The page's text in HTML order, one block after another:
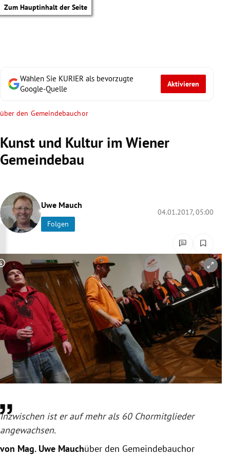
Zum Hauptinhalt der Seite
Untermenü
Untermenü
Untermenü
Untermenü
Untermenü
Untermenü
Untermenü
Untermenü
Wählen Sie KURIER als bevorzugte
Google-Quelle
Aktivieren
über den Gemeindebauchor
Kunst und Kultur im Wiener
Gemeindebau
Uwe Mauch
Folgen
04.01.2017, 05:00
Copyright-Hinweis öffnen/schließen
Inzwischen ist er auf mehr als 60 Chormitglieder
angewachsen.
von Mag. Uwe Mauchüber den Gemeindebauchor